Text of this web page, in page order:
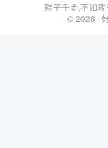
赐子千金,不如
© 2028 ·